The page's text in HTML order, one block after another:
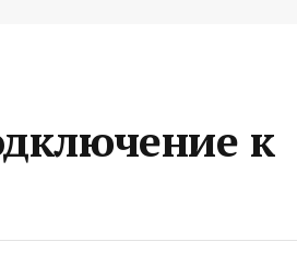
к